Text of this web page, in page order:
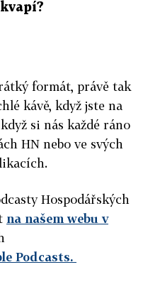
formát, právě tak
kávě, když jste na
si nás každé ráno
HN nebo ve svých
Hospodářských
na našem webu v
Podcasts.